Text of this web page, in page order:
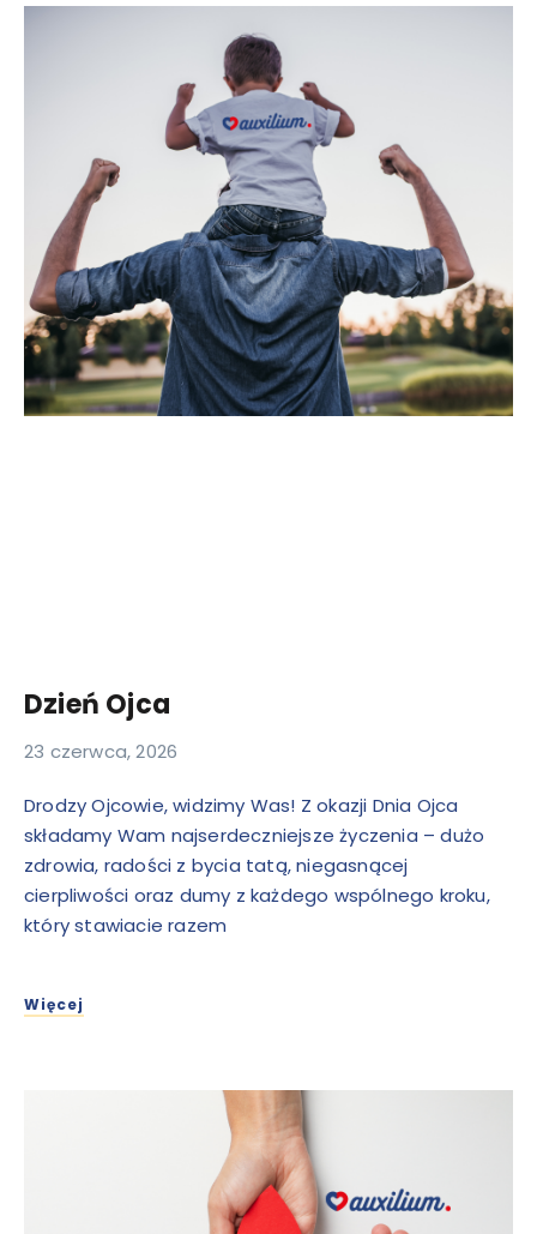
Dzień Ojca
23 czerwca, 2026
Drodzy Ojcowie, widzimy Was! Z okazji Dnia Ojca
składamy Wam najserdeczniejsze życzenia – dużo
zdrowia, radości z bycia tatą, niegasnącej
cierpliwości oraz dumy z każdego wspólnego kroku,
który stawiacie razem
Więcej